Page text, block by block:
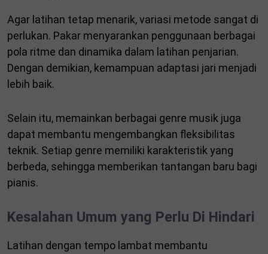
Agar latihan tetap menarik, variasi metode sangat di
perlukan. Pakar menyarankan penggunaan berbagai
pola ritme dan dinamika dalam latihan penjarian.
Dengan demikian, kemampuan adaptasi jari menjadi
lebih baik.
Selain itu, memainkan berbagai genre musik juga
dapat membantu mengembangkan fleksibilitas
teknik. Setiap genre memiliki karakteristik yang
berbeda, sehingga memberikan tantangan baru bagi
pianis.
Kesalahan Umum yang Perlu Di Hindari
Latihan dengan tempo lambat membantu